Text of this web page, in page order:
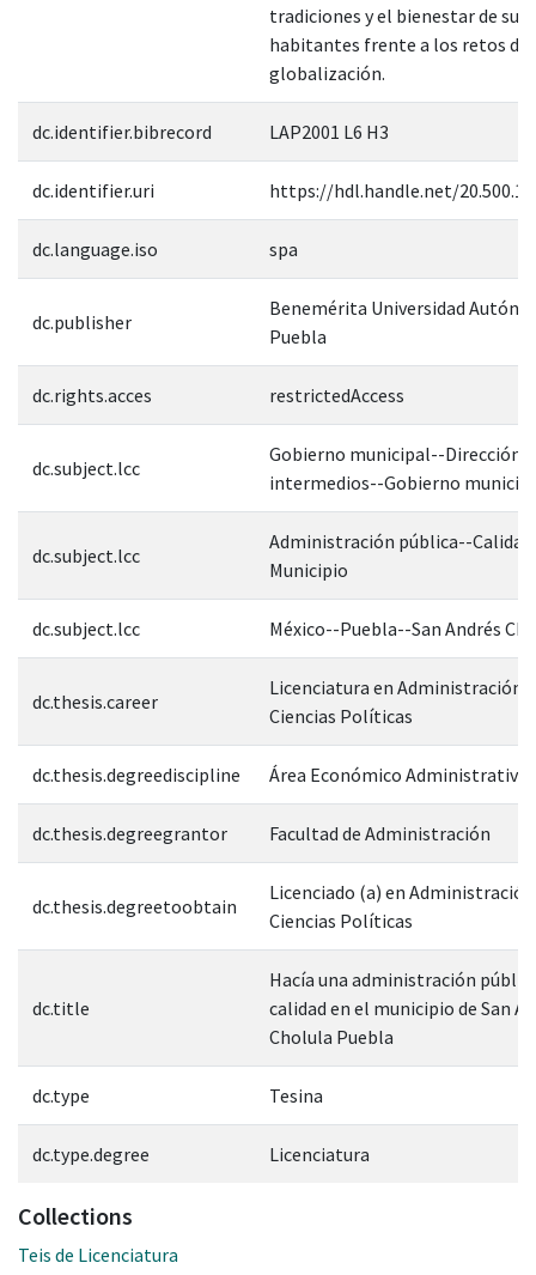
tradiciones y el bienestar de sus
habitantes frente a los retos de
globalización.
dc.identifier.bibrecord LAP2001 L6 H3
dc.identifier.uri https://hdl.handle.net/
dc.language.iso spa
dc.publisher
Benemérita Universidad
Puebla
dc.rights.acces restrictedAccess
dc.subject.lcc
Gobierno municipal--
intermedios--Gobierno
dc.subject.lcc
Administración pública--
Municipio
dc.subject.lcc México--Puebla--San Andrés
dc.thesis.career
Licenciatura en Administración
Ciencias Políticas
dc.thesis.degreediscipline Área Económico Administrativa
dc.thesis.degreegrantor Facultad de Administración
dc.thesis.degreetoobtain
Licenciado (a) en
Ciencias Políticas
dc.title
Hacía una administración
calidad en el municipio de San
Cholula Puebla
dc.type Tesina
dc.type.degree Licenciatura
Collections
Teis de Licenciatura